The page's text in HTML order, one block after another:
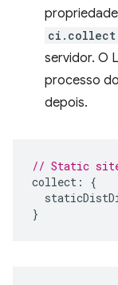
propriedade
ci.collect
servidor. O
processo
depois.
// Static site
collect :
{
}